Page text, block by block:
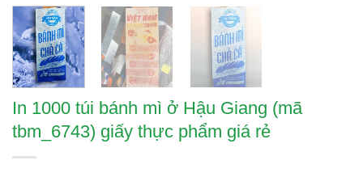
In 1000 túi bánh mì ở Hậu Giang (mã
tbm_6743) giấy thực phẩm giá rẻ